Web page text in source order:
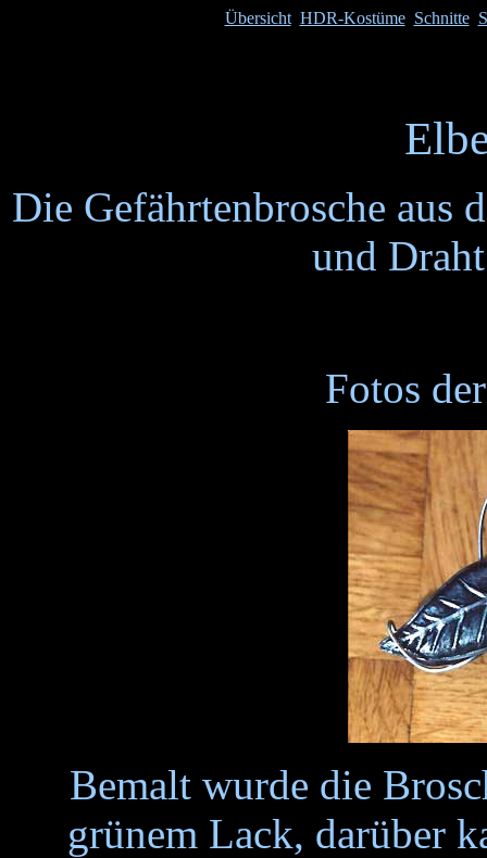
Übersicht HDR-Kostüme Schnitte
Die Gefährtenbrosche aus
und
Fotos
Bemalt wurde die
grünem Lack, darüber